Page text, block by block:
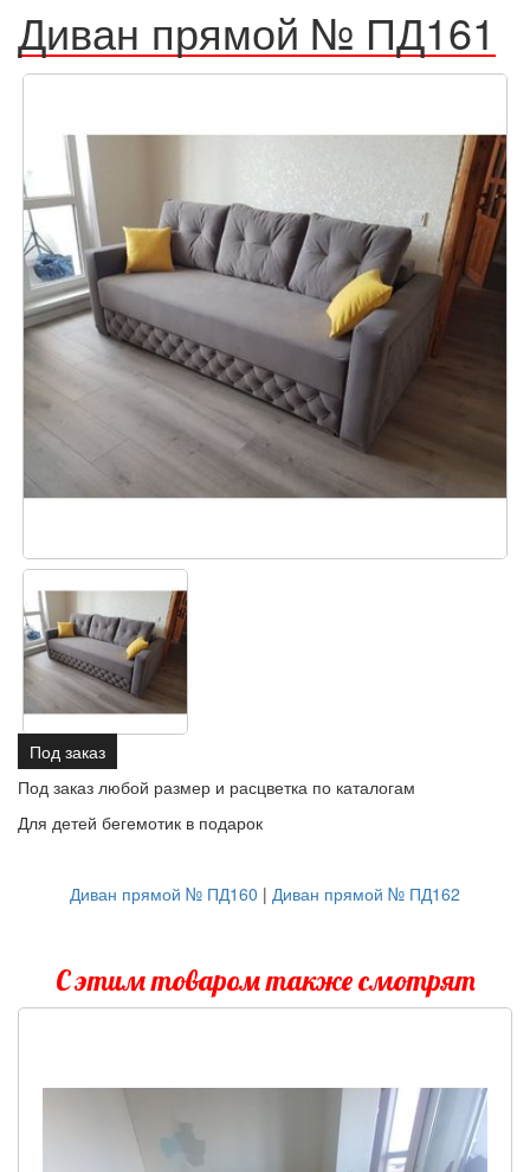
Диван прямой № ПД161
Под заказ
Под заказ любой размер и расцветка по каталогам
Для детей бегемотик в подарок
Диван прямой № ПД160 | Диван прямой № ПД162
С этим товаром также смотрят